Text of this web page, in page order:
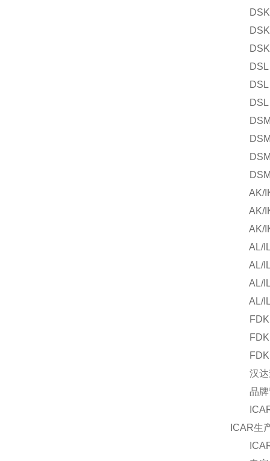
DSK
DSK
DSK
DSL
DSL
DSL
DSM
DSM
DSM
DSM
AK/IK
AK/IK
AK/IK
AL/IL
AL/IL
AL/IL
AL/IL
FDK
FDK
FDK
汉达森
品牌
ICAR
ICAR生
ICAR